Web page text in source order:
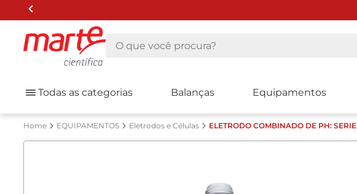
O que você procura?
Todas as categorias Balanças Equipamentos
EQUIPAMENTOS Eletrodos e Células ELETRODO COMBINADO DE PH: SERIE